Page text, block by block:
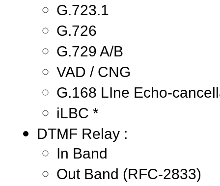
G.723.1
G.726
G.729 A/B
VAD / CNG
G.168 LIne Echo-
iLBC *
DTMF Relay :
In Band
Out Band (RFC-2833)